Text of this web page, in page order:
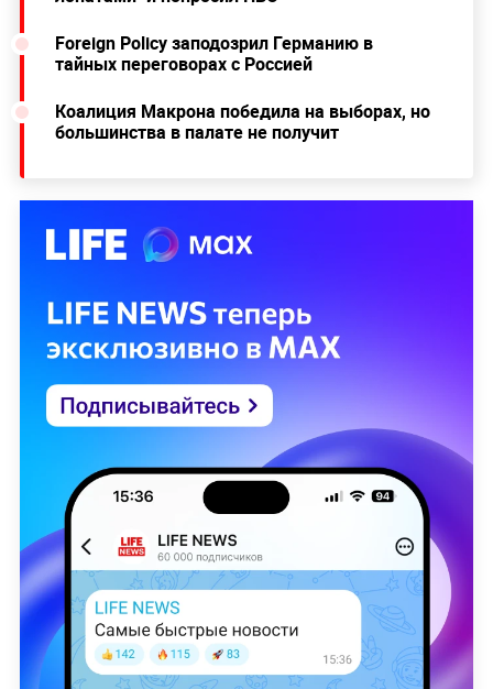
Foreign Policy заподозрил Германию в
тайных переговорах с Россией
Коалиция Макрона победила на выборах, но
большинства в палате не получит